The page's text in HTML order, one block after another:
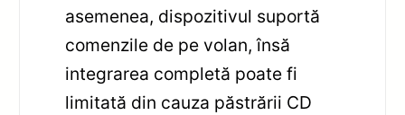
asemenea, dispozitivul suportă
comenzile de pe volan, însă
integrarea completă poate fi
limitată din cauza păstrării CD